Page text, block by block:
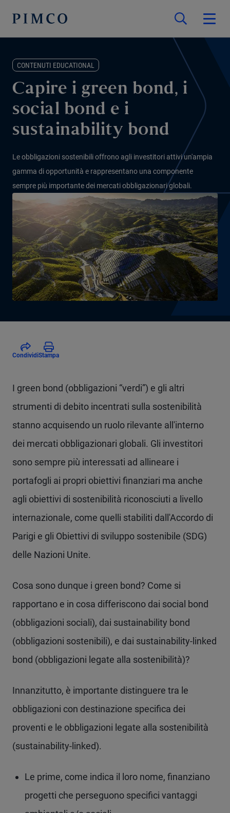
CONTENUTI EDUCATIONAL
Capire i green bond, i
social bond e i
sustainability bond
Le obbligazioni sostenibili offrono agli investitori attivi un'ampia
gamma di opportunità e rappresentano una componente
sempre più importante dei mercati obbligazionari globali.
CondividiStampa
I green bond (obbligazioni “verdi”) e gli altri
strumenti di debito incentrati sulla sostenibilità
stanno acquisendo un ruolo rilevante all'interno
dei mercati obbligazionari globali. Gli investitori
sono sempre più interessati ad allineare i
portafogli ai propri obiettivi finanziari ma anche
agli obiettivi di sostenibilità riconosciuti a livello
internazionale, come quelli stabiliti dall'Accordo di
Parigi e gli Obiettivi di sviluppo sostenibile (SDG)
delle Nazioni Unite.
Cosa sono dunque i green bond? Come si
rapportano e in cosa differiscono dai social bond
(obbligazioni sociali), dai sustainability bond
(obbligazioni sostenibili), e dai sustainability-linked
bond (obbligazioni legate alla sostenibilità)?
Innanzitutto, è importante distinguere tra le
obbligazioni con destinazione specifica dei
proventi e le obbligazioni legate alla sostenibilità
(sustainability-linked).
Le prime, come indica il loro nome, finanziano
progetti che perseguono specifici vantaggi